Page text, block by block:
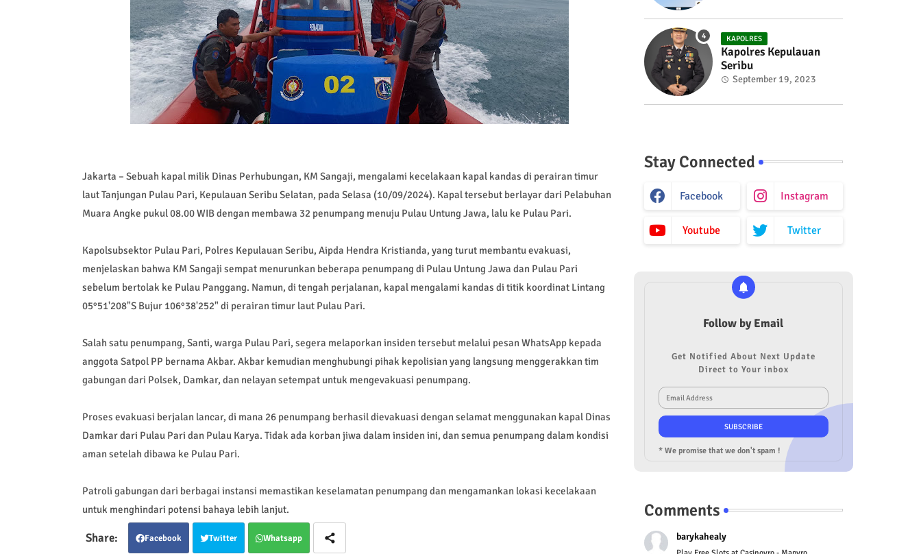
Jakarta – Sebuah kapal milik Dinas Perhubungan, KM Sangaji, mengalami kecelakaan kapal kandas di perairan timur
laut Tanjungan Pulau Pari, Kepulauan Seribu Selatan, pada Selasa (10/09/2024). Kapal tersebut berlayar dari Pelabuhan
Muara Angke pukul 08.00 WIB dengan membawa 32 penumpang menuju Pulau Untung Jawa, lalu ke Pulau Pari.
Kapolsubsektor Pulau Pari, Polres Kepulauan Seribu, Aipda Hendra Kristianda, yang turut membantu evakuasi,
menjelaskan bahwa KM Sangaji sempat menurunkan beberapa penumpang di Pulau Untung Jawa dan Pulau Pari
sebelum bertolak ke Pulau Panggang. Namun, di tengah perjalanan, kapal mengalami kandas di titik koordinat Lintang
05°51'208"S Bujur 106°38'252" di perairan timur laut Pulau Pari.
Salah satu penumpang, Santi, warga Pulau Pari, segera melaporkan insiden tersebut melalui pesan WhatsApp kepada
anggota Satpol PP bernama Akbar. Akbar kemudian menghubungi pihak kepolisian yang langsung menggerakkan tim
gabungan dari Polsek, Damkar, dan nelayan setempat untuk mengevakuasi penumpang.
Proses evakuasi berjalan lancar, di mana 26 penumpang berhasil dievakuasi dengan selamat menggunakan kapal Dinas
Damkar dari Pulau Pari dan Pulau Karya. Tidak ada korban jiwa dalam insiden ini, dan semua penumpang dalam kondisi
aman setelah dibawa ke Pulau Pari.
Patroli gabungan dari berbagai instansi memastikan keselamatan penumpang dan mengamankan lokasi kecelakaan
untuk menghindari potensi bahaya lebih lanjut.
Facebook Twitter Whatsapp
KAPOLRES
Kapolres Kepulauan
Seribu
September 19, 2023
Stay Connected
Facebook Instagram
Youtube Twitter
Follow by Email
Get Notified About Next Update
Direct to Your inbox
* We promise that we don't spam !
Comments
barykahealy